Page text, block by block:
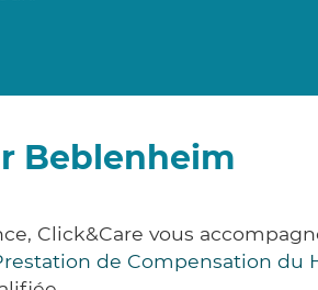
Beblenheim
Click&Care vous
de Compensation du